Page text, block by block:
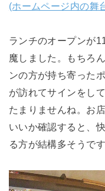
(ホームページ内の舞
ランチのオープンが
魔しました。もちろ
ンの方が持ち寄った
が訪れてサインをし
たまりませんね。お
いいか確認すると、
る方が結構多そうです